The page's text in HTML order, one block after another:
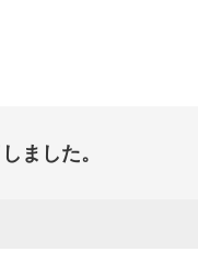
ました。